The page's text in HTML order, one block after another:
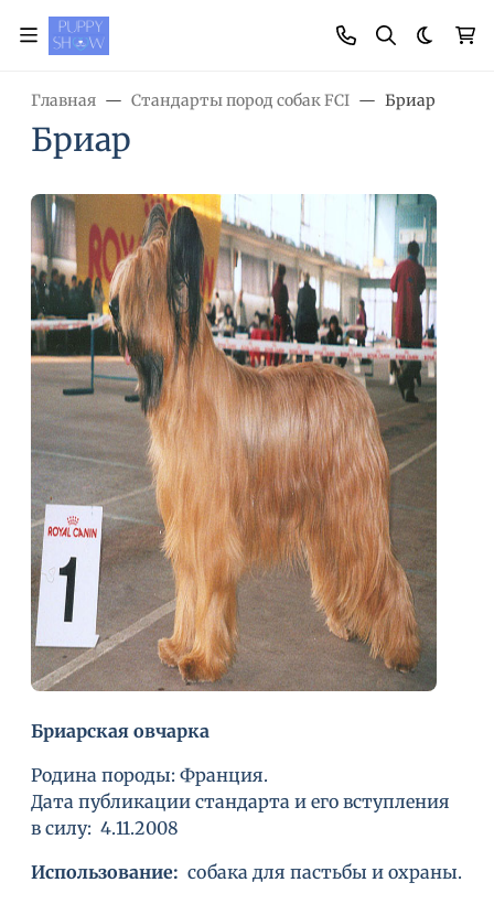
Главная Стандарты пород собак FCI Бриар
Бриар
Бриарская овчарка
Родина породы: Франция.
Дата публикации стандарта и его вступления
в силу: 4.11.2008
Использование: собака для пастьбы и охраны.